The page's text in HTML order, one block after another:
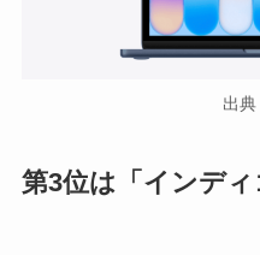
出
第3位は「インディ